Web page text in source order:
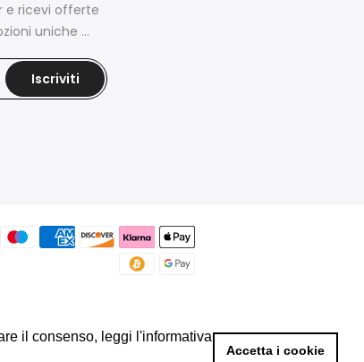
il consenso, leggi l'informativa
Accetta i cookie
il consenso, leggi l'informativa
Accetta i cookie
e ricevi offerte
uniche ...
Iscriviti